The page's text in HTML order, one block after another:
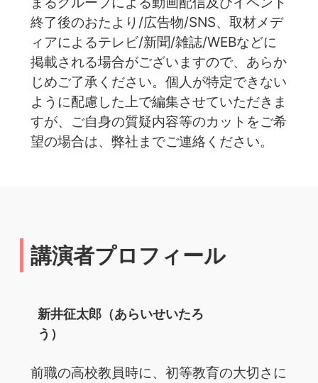
終了後のおたより/広告物/SNS、取材メデ
ィアによるテレビ/新聞/雑誌/WEBなどに
掲載される場合がございますので、あらか
じめご了承ください。個人が特定できない
ように配慮した上で編集させていただきま
すが、ご自身の質疑内容等のカットをご希
望の場合は、弊社までご連絡ください。
講演者プロフィール
新井征太郎（あらいせいたろ
う）
前職の高校教員時に、初等教育の大切さに